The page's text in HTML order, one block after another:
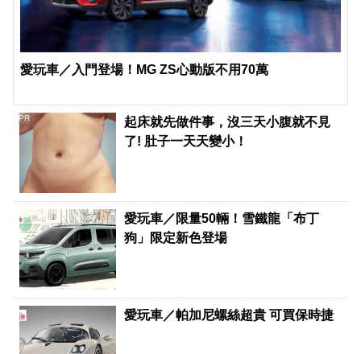
愛玩車／入門登場！MG ZS心動版不用70萬
起床就先做件事，沒三天小腹就不見
了! 肚子一天天變小！
PR
愛玩車／限量50輛！雪鐵龍「布丁
狗」限定新色登場
愛玩車／帕加尼螺絲超貴 可買保時捷